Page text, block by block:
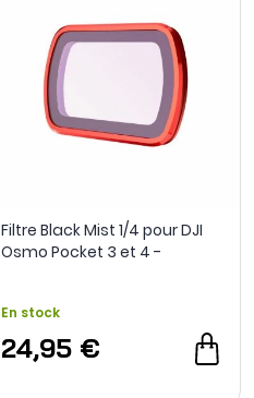
Filtre Black Mist 1/4 pour DJI
Osmo Pocket 3 et 4 -
En stock
24,95 €